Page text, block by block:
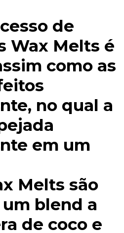
de
Wax Melts é
como as
no qual a
em um
Melts são
blend a
de coco e